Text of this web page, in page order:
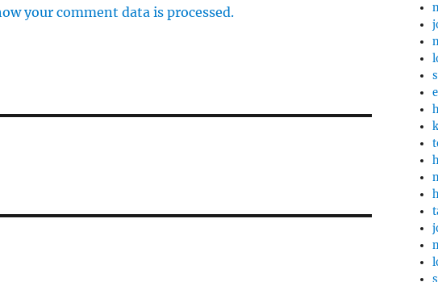
your comment data is processed.